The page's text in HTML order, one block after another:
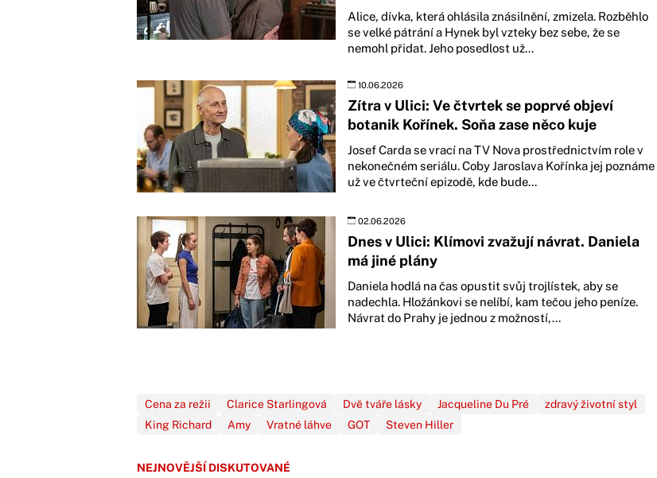
Alice, dívka, která ohlásila znásilnění, zmizela. Rozběhlo
se velké pátrání a Hynek byl vzteky bez sebe, že se
nemohl přidat. Jeho posedlost už...
10.06.2026
Zítra v Ulici: Ve čtvrtek se poprvé objeví
botanik Kořínek. Soňa zase něco kuje
Josef Carda se vrací na TV Nova prostřednictvím role v
nekonečném seriálu. Coby Jaroslava Kořínka jej poznáme
už ve čtvrteční epizodě, kde bude...
02.06.2026
Dnes v Ulici: Klímovi zvažují návrat. Daniela
má jiné plány
Daniela hodlá na čas opustit svůj trojlístek, aby se
nadechla. Hložánkovi se nelíbí, kam tečou jeho peníze.
Návrat do Prahy je jednou z možností,...
Cena za režii Clarice Starlingová Dvĕ tváře lásky Jacqueline Du Pré
zdravý životní styl
King Richard
Amy Vratné láhve GOT Steven Hiller
NEJNOVĚJŠÍ DISKUTOVANÉ